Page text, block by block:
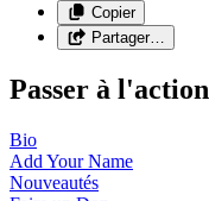
Copier
Partager…
Passer à l'action
Bio
Add YourName
Nouveautés